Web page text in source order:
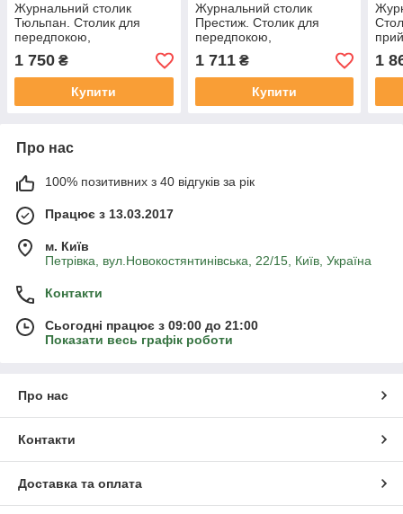
Журнальний столик
Тюльпан. Столик для
передпокою,
приймальний, кавовий
столик
1 750 ₴
Купити
Журнальний столик
Престиж. Столик для
передпокою,
приймальний, кавовий
столик
1 711₴
Купити
1
Про нас
100% позитивних з 40 відгуків за рік
Працює з 13.03.2017
м. Київ
Петрівка, вул.Новокостянтинівська, 22/15, Київ, Україна
Контакти
Сьогодні працює з 09:00 до 21:00
Показати весь графік роботи
Про нас
Контакти
Доставка та оплата